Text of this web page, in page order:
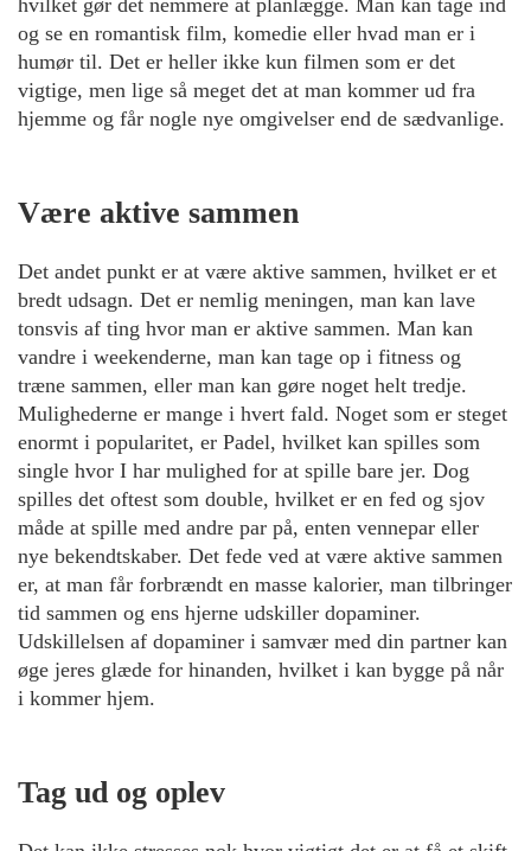
hvilket gør det nemmere at planlægge. Man kan tage ind
og se en romantisk film, komedie eller hvad man er i
humør til. Det er heller ikke kun filmen som er det
vigtige, men lige så meget det at man kommer ud fra
hjemme og får nogle nye omgivelser end de sædvanlige.
Være aktive sammen
Det andet punkt er at være aktive sammen, hvilket er et
bredt udsagn. Det er nemlig meningen, man kan lave
tonsvis af ting hvor man er aktive sammen. Man kan
vandre i weekenderne, man kan tage op i fitness og
træne sammen, eller man kan gøre noget helt tredje.
Mulighederne er mange i hvert fald. Noget som er steget
enormt i popularitet, er Padel, hvilket kan spilles som
single hvor I har mulighed for at spille bare jer. Dog
spilles det oftest som double, hvilket er en fed og sjov
måde at spille med andre par på, enten vennepar eller
nye bekendtskaber. Det fede ved at være aktive sammen
er, at man får forbrændt en masse kalorier, man tilbringer
tid sammen og ens hjerne udskiller dopaminer.
Udskillelsen af dopaminer i samvær med din partner kan
øge jeres glæde for hinanden, hvilket i kan bygge på når
i kommer hjem.
Tag ud og oplev